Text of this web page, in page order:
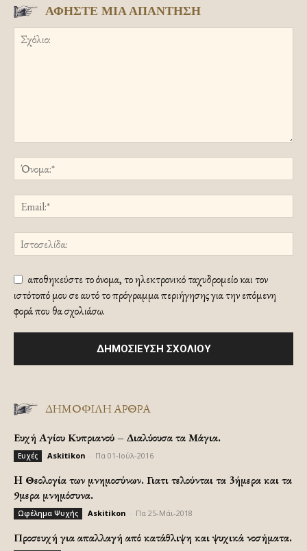
ΑΦΗΣΤΕ ΜΙΑ ΑΠΑΝΤΗΣΗ
αποθηκεύστε το όνομα, το ηλεκτρονικό ταχυδρομείο και τον
ιστότοπό μου σε αυτό το πρόγραμμα περιήγησης για την επόμενη
φορά που θα σχολιάσω.
ΔΗΜΟΦΙΛΗ ΑΡΘΡΑ
Ευχή Αγίου Κυπριανού – Διαλύουσα τα Μάγια.
Ευχές Askitikon Πα 01-Ιούλ-2016
H Θεολογία των μνημοσύνων. Γιατι τελούνται τα 3ήμερα και τα
9μερα μνημόσυνα.
Ωφέλημα Ψυχής Askitikon Πα 25-Μάι-2018
Προσευχή για απαλλαγή από κατάθλιψη και ψυχικά νοσήματα.